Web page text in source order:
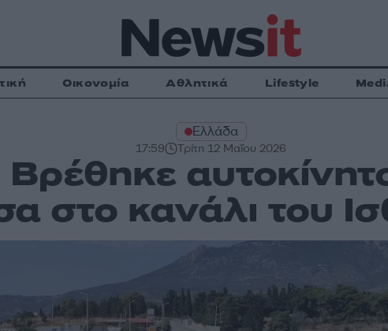
Οικονομία Αθλητικά Lifestyle
Ελλάδα
17:59 Τρίτη 12 Μαΐου 2026
Βρέθηκε
στο κανάλι του